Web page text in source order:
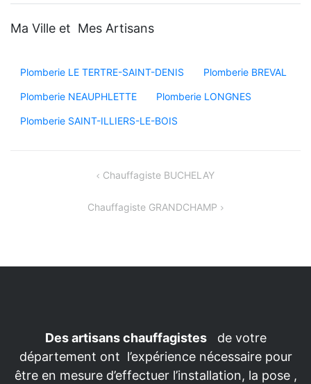
Ma Ville et Mes Artisans
Plomberie LE TERTRE-SAINT-DENIS Plomberie BREVAL
Plomberie NEAUPHLETTE Plomberie LONGNES
Plomberie SAINT-ILLIERS-LE-BOIS
Chauffagiste BUCHELAY
Chauffagiste GRANDCHAMP
Des artisans chauffagistesde votre
département ont l’expérience nécessaire pour
être en mesure d’effectuer l’installation, la pose ,